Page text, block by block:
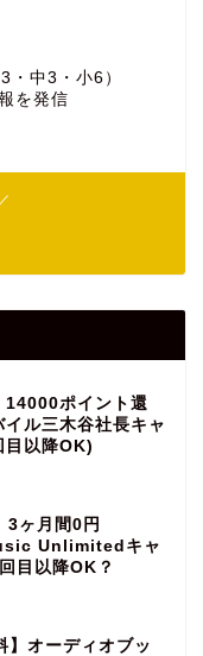
・中3・小6）
を発信
14000ポイント還
イル三木谷社長キャ
目以降OK)
3ヶ月間0円
Unlimitedキャ
目以降OK？
】オーディオブッ